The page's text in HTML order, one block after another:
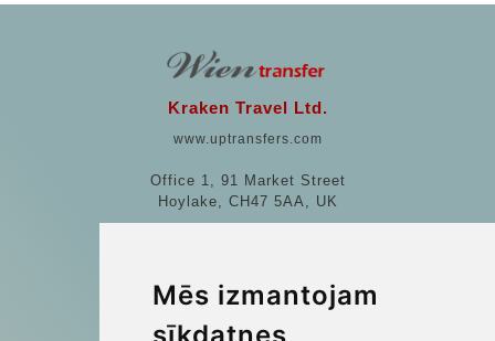
Mēs izmantojam
Kraken Travel Ltd.
www.uptransfers.com
Office 1, 91 Market Street
Hoylake, CH47 5AA, UK
More